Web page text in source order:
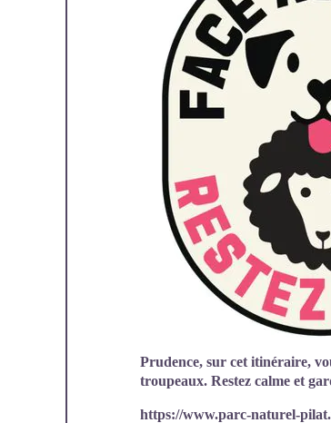
Prudence, sur cet itinéraire,
troupeaux. Restez calme et
https://www.parc-naturel-